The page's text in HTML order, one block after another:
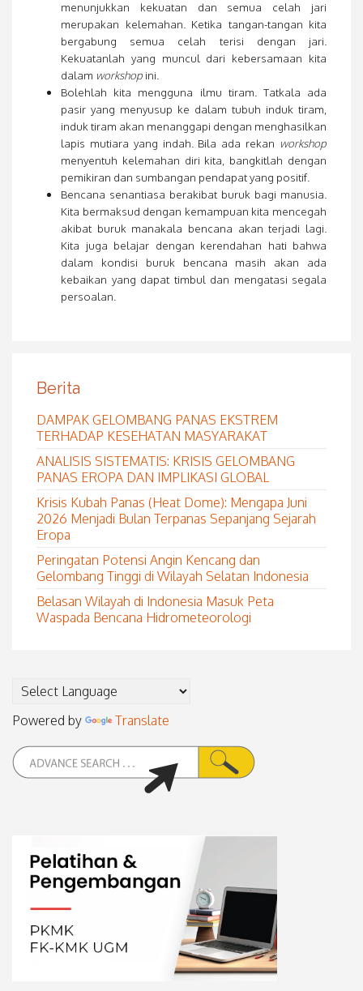
menunjukkan kekuatan dan semua celah jari
merupakan kelemahan. Ketika tangan-tangan kita
bergabung semua celah terisi dengan jari.
Kekuatanlah yang muncul dari kebersamaan kita
dalam workshop ini.
Bolehlah kita mengguna ilmu tiram. Tatkala ada
pasir yang menyusup ke dalam tubuh induk tiram,
induk tiram akan menanggapi dengan menghasilkan
lapis mutiara yang indah. Bila ada rekan workshop
menyentuh kelemahan diri kita, bangkitlah dengan
pemikiran dan sumbangan pendapat yang positif.
Bencana senantiasa berakibat buruk bagi manusia.
Kita bermaksud dengan kemampuan kita mencegah
akibat buruk manakala bencana akan terjadi lagi.
Kita juga belajar dengan kerendahan hati bahwa
dalam kondisi buruk bencana masih akan ada
kebaikan yang dapat timbul dan mengatasi segala
persoalan.
Berita
DAMPAK GELOMBANG PANAS EKSTREM
TERHADAP KESEHATAN MASYARAKAT
ANALISIS SISTEMATIS: KRISIS GELOMBANG
PANAS EROPA DAN IMPLIKASI GLOBAL
Krisis Kubah Panas (Heat Dome): Mengapa Juni
2026 Menjadi Bulan Terpanas Sepanjang Sejarah
Eropa
Peringatan Potensi Angin Kencang dan
Gelombang Tinggi di Wilayah Selatan Indonesia
Belasan Wilayah di Indonesia Masuk Peta
Waspada Bencana Hidrometeorologi
Powered by Translate